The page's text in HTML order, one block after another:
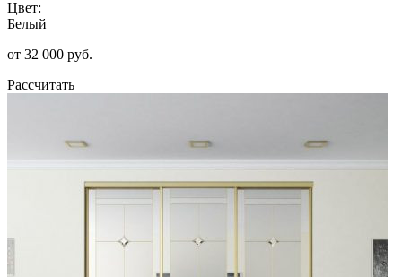
Цвет:
Белый
от 32 000 руб.
Рассчитать